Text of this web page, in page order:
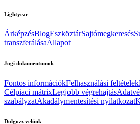
Lightyear
ÁrképzésBlogEszköztárSajtómegkeresés
transzferálásaÁllapot
Jogi dokumentumok
Fontos információkFelhasználási feltételek
Célpiaci mátrixLegjobb végrehajtás
szabályzatAkadálymentesítési nyilatkozat
Dolgozz velünk